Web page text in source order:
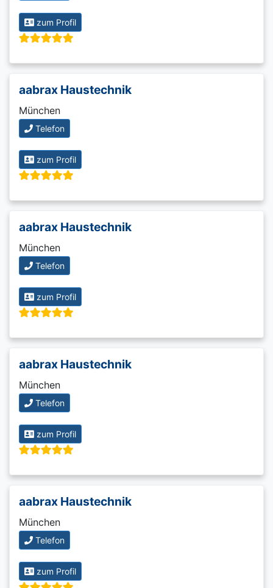
zum Profil
aabrax Haustechnik
München
Telefon
zum Profil
aabrax Haustechnik
München
Telefon
zum Profil
aabrax Haustechnik
München
Telefon
zum Profil
aabrax Haustechnik
München
Telefon
zum Profil